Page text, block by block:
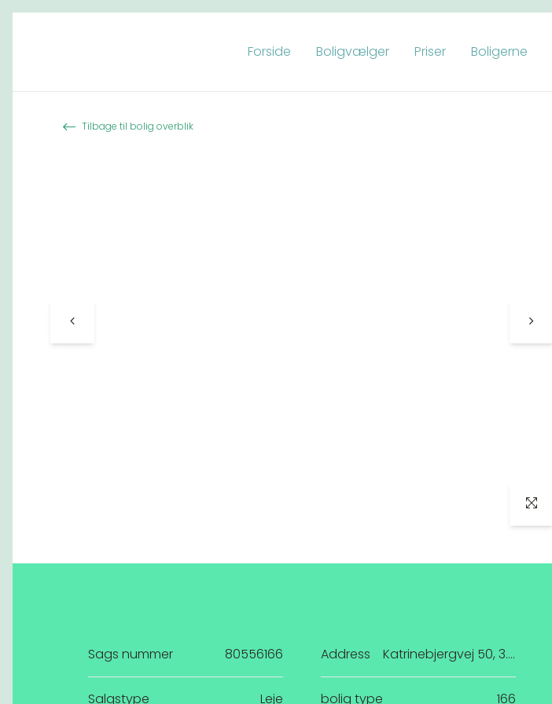
Forside Boligvælger Priser Boligerne
Tilbage til bolig overblik
Sags nummer 80556166 Address Katrinebjergvej 50, 3. 3
Salgstype Leje bolig type 166